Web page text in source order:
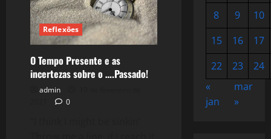
Reflexões
O Tempo Presente e as
incertezas sobre o ….Passado!
admin
0
8
9
10
15
16
17
22
23
24
«
jan
mar
»